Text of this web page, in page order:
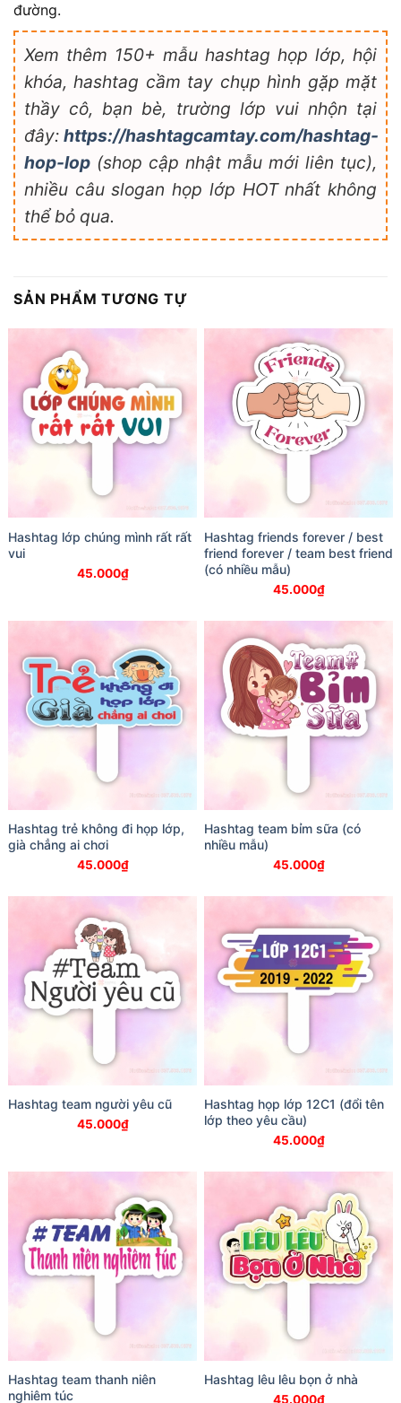
đường.
Xem thêm 150+ mẫu hashtag họp lớp, hội
khóa, hashtag cầm tay chụp hình gặp mặt
thầy cô, bạn bè, trường lớp vui nhộn tại
đây: https://hashtagcamtay.com/hashtag-
hop-lop (shop cập nhật mẫu mới liên tục),
nhiều câu slogan họp lớp HOT nhất không
thể bỏ qua.
SẢN PHẨM TƯƠNG TỰ
Hashtag lớp chúng mình rất rất
vui
45.000₫
Hashtag friends forever / best
friend forever / team best friend
(có nhiều mẫu)
45.000₫
Hashtag trẻ không đi họp lớp,
già chẳng ai chơi
45.000₫
Hashtag team bỉm sữa (có
nhiều mẫu)
45.000₫
Hashtag team người yêu cũ
45.000₫
Hashtag họp lớp 12C1 (đổi tên
lớp theo yêu cầu)
45.000₫
Hashtag team thanh niên
nghiêm túc
Hashtag lêu lêu bọn ở nhà
45.000₫